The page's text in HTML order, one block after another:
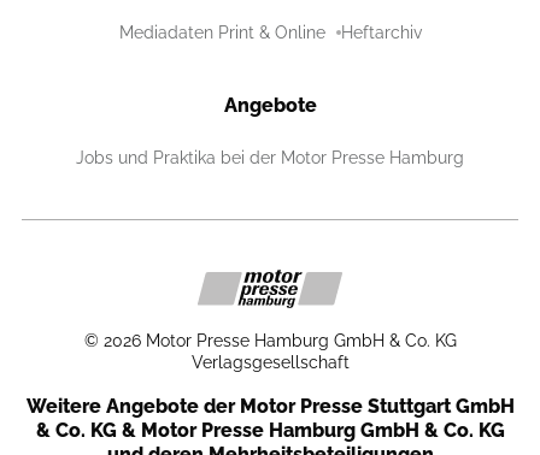
Mediadaten Print & Online Heftarchiv
Angebote
Jobs und Praktika bei der Motor Presse Hamburg
© 2026 Motor Presse Hamburg GmbH & Co. KG
Verlagsgesellschaft
Weitere Angebote der Motor Presse Stuttgart GmbH
& Co. KG & Motor Presse Hamburg GmbH & Co. KG